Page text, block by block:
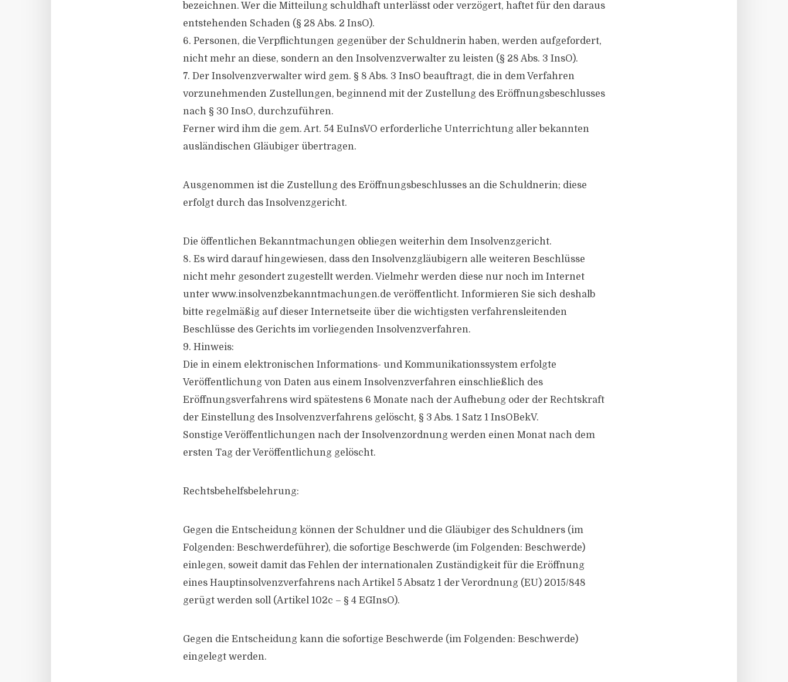
bezeichnen. Wer die Mitteilung schuldhaft unterlässt oder verzögert, haftet für den daraus
entstehenden Schaden (§ 28 Abs. 2 InsO).
6. Personen, die Verpflichtungen gegenüber der Schuldnerin haben, werden aufgefordert,
nicht mehr an diese, sondern an den Insolvenzverwalter zu leisten (§ 28 Abs. 3 InsO).
7. Der Insolvenzverwalter wird gem. § 8 Abs. 3 InsO beauftragt, die in dem Verfahren
vorzunehmenden Zustellungen, beginnend mit der Zustellung des Eröffnungsbeschlusses
nach § 30 InsO, durchzuführen.
Ferner wird ihm die gem. Art. 54 EuInsVO erforderliche Unterrichtung aller bekannten
ausländischen Gläubiger übertragen.
Ausgenommen ist die Zustellung des Eröffnungsbeschlusses an die Schuldnerin; diese
erfolgt durch das Insolvenzgericht.
Die öffentlichen Bekanntmachungen obliegen weiterhin dem Insolvenzgericht.
8. Es wird darauf hingewiesen, dass den Insolvenzgläubigern alle weiteren Beschlüsse
nicht mehr gesondert zugestellt werden. Vielmehr werden diese nur noch im Internet
unter www.insolvenzbekanntmachungen.de veröffentlicht. Informieren Sie sich deshalb
bitte regelmäßig auf dieser Internetseite über die wichtigsten verfahrensleitenden
Beschlüsse des Gerichts im vorliegenden Insolvenzverfahren.
9. Hinweis:
Die in einem elektronischen Informations- und Kommunikationssystem erfolgte
Veröffentlichung von Daten aus einem Insolvenzverfahren einschließlich des
Eröffnungsverfahrens wird spätestens 6 Monate nach der Aufhebung oder der Rechtskraft
der Einstellung des Insolvenzverfahrens gelöscht, § 3 Abs. 1 Satz 1 InsOBekV.
Sonstige Veröffentlichungen nach der Insolvenzordnung werden einen Monat nach dem
ersten Tag der Veröffentlichung gelöscht.
Rechtsbehelfsbelehrung:
Gegen die Entscheidung können der Schuldner und die Gläubiger des Schuldners (im
Folgenden: Beschwerdeführer), die sofortige Beschwerde (im Folgenden: Beschwerde)
einlegen, soweit damit das Fehlen der internationalen Zuständigkeit für die Eröffnung
eines Hauptinsolvenzverfahrens nach Artikel 5 Absatz 1 der Verordnung (EU) 2015/848
gerügt werden soll (Artikel 102c – § 4 EGInsO).
Gegen die Entscheidung kann die sofortige Beschwerde (im Folgenden: Beschwerde)
eingelegt werden.